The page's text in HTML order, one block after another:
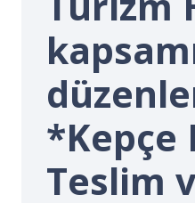
*Kepçe
Teslim